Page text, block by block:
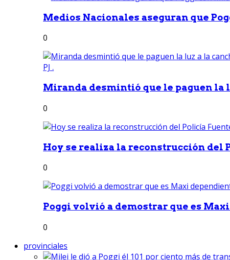
Medios Nacionales aseguran que
0
Miranda desmintió que le paguen la
0
Hoy se realiza la reconstrucción del
0
Poggi volvió a demostrar que es
0
provinciales